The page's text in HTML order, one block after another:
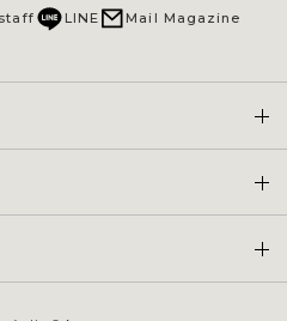
LINE Mail Magazine